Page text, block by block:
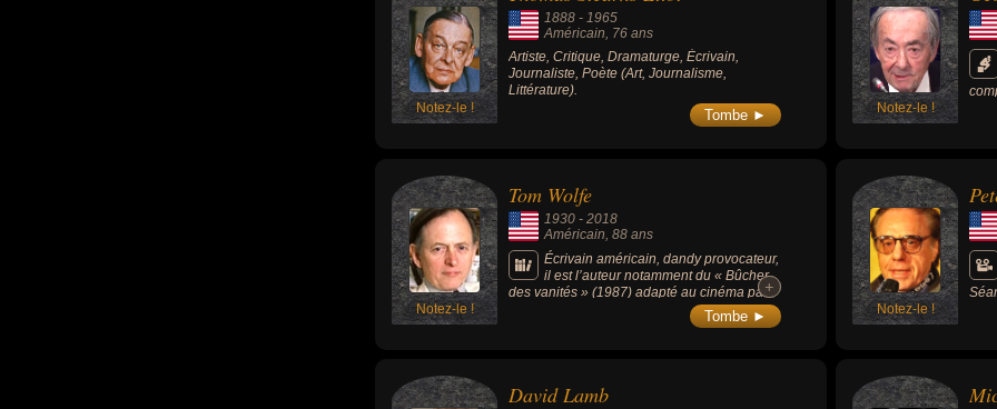
été
Notez-le !
1888 - 1965
Américain, 76 ans
Artiste, Critique, Dramaturge, Écrivain,
Journaliste, Poète (Art, Journalisme,
Littérature).
Tombe ► Notez-le !
«
»
Notez-le !
Tom Wolfe
1930 - 2018
Américain , 88 ans
Écrivain américain, dandy provocateur,
il est l’auteur notamment du « Bûcher
des vanités » (1987) adapté au cinéma par
Brian de Palma, mais aussi « L'étoffe des
héros » (1979) et « Acid Test » (1968).
+
+
Tombe ► Notez-le !
David Lamb